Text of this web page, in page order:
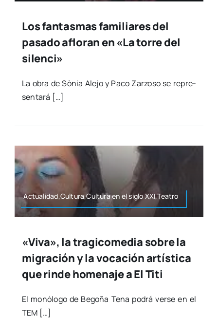
Los fantasmas familiares del
pasado afloran en «La torre del
silenci»
La obra de Sònia Ale­jo y Paco Zar­zo­so se repre­
sen­ta­rá […]
Actualidad,Cultura,Cultura en el siglo XXI,Teatro
«Viva», la tragicomedia sobre la
migración y la vocación artística
que rinde homenaje a El Titi
El monó­lo­go de Bego­ña Tena podrá ver­se en el
TEM […]